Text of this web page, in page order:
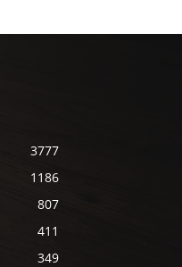
3777
1186
807
411
349